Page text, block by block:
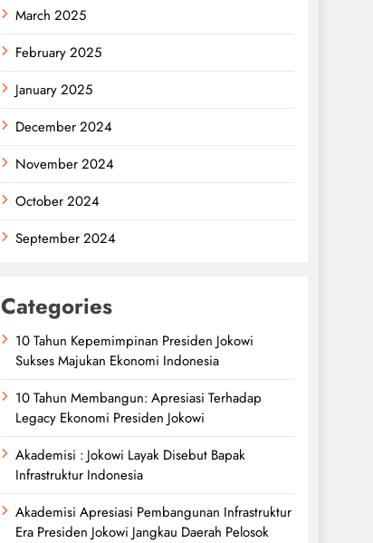
March 2025
February 2025
January 2025
December 2024
November 2024
October 2024
September 2024
Categories
10 Tahun Kepemimpinan Presiden Jokowi
Sukses Majukan Ekonomi Indonesia
10 Tahun Membangun: Apresiasi Terhadap
Legacy Ekonomi Presiden Jokowi
Akademisi : Jokowi Layak Disebut Bapak
Infrastruktur Indonesia
Akademisi Apresiasi Pembangunan Infrastruktur
Era Presiden Jokowi Jangkau Daerah Pelosok